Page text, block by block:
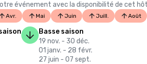
événement avec la disponibilité de cet
Avr. Mai Juin Juill. Août
Basse saison
19 nov. - 30 déc.
01 janv. - 28 févr.
27 juin - 07 sept.